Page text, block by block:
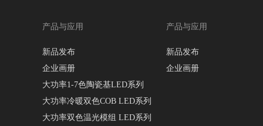
产品与应用
新品发布
企业画册
大功率1-7色陶瓷基LED系列
大功率冷暖双色COB LED系列
大功率双色温光模组 LED系列
产品与应用
新品发布
企业画册